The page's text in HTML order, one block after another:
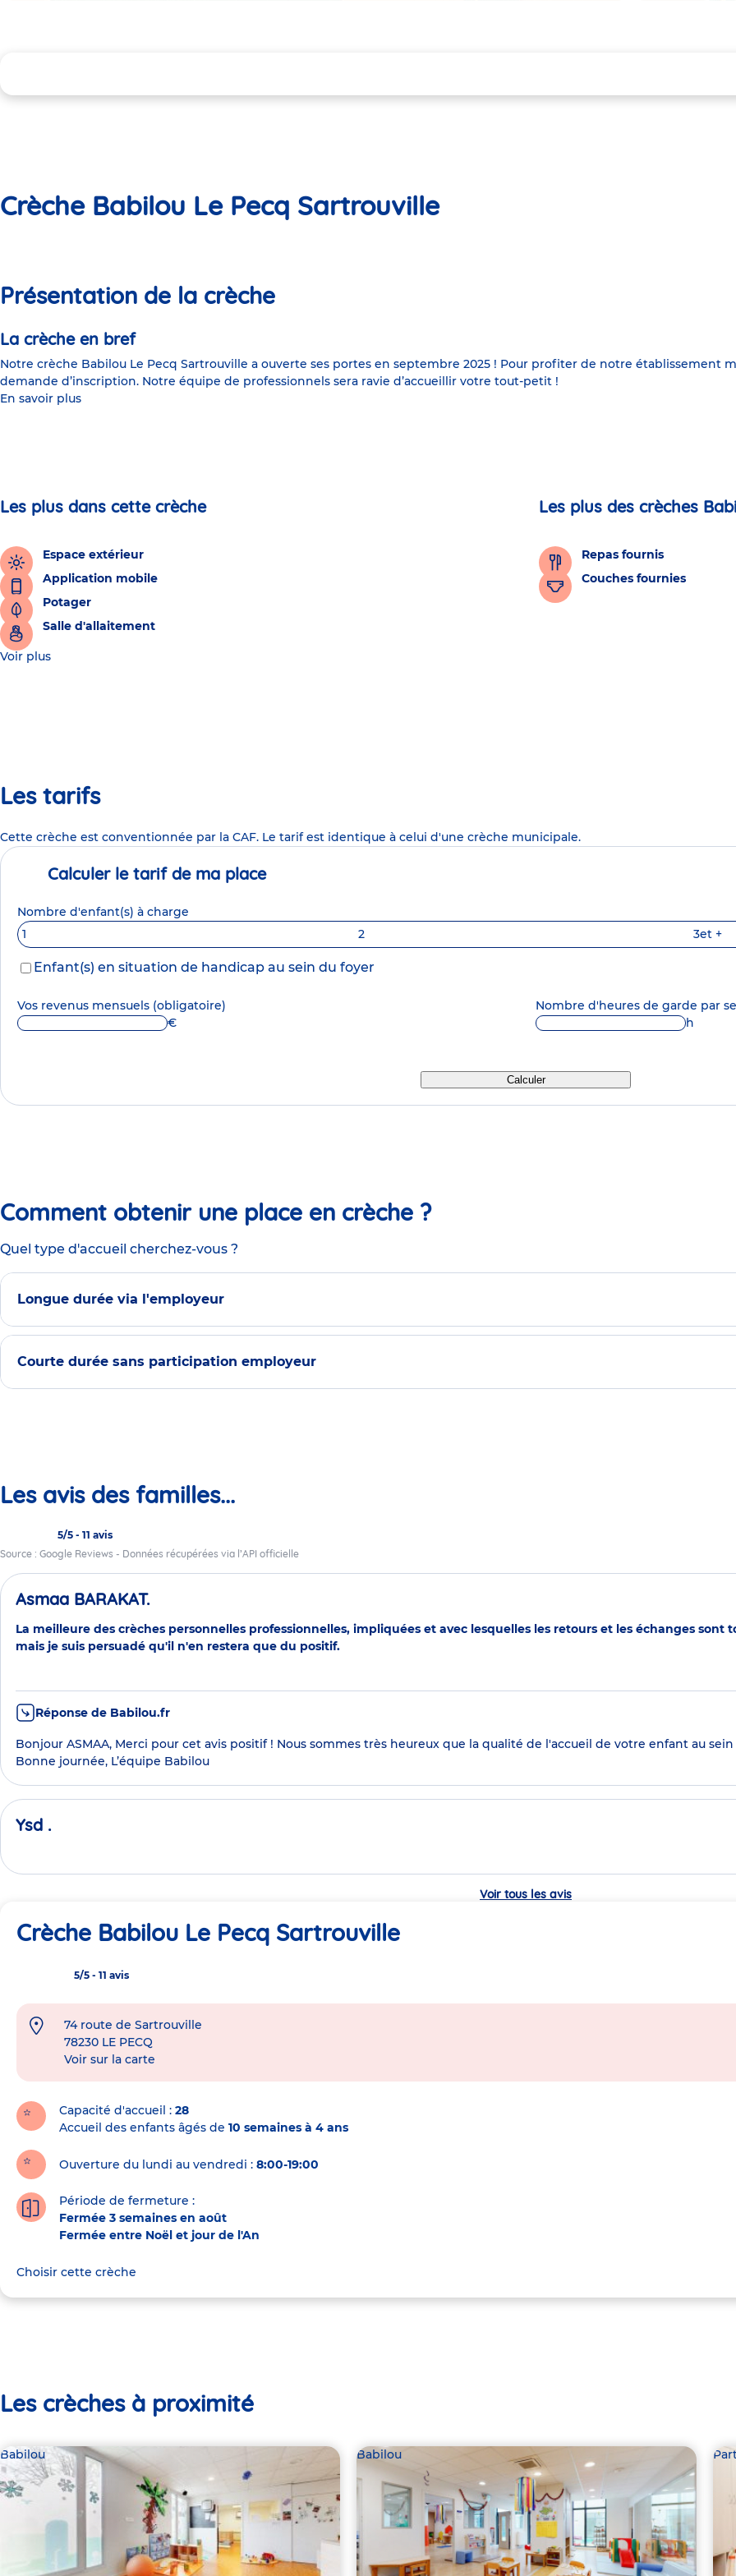
Crèche Babilou Le Pecq Sartrouville
Présentation de la crèche
La crèche en bref
Notre crèche Babilou Le Pecq Sartrouville a ouverte ses portes en septembre 2025 ! Pour profiter de notre établissement
demande d’inscription. Notre équipe de professionnels sera ravie d’accueillir votre tout-petit !
En savoir plus
Les plus dans cette crèche
Espace extérieur
Application mobile
Potager
Salle d'allaitement
Les plus des crèches
Repas fournis
Couches fournies
Voir plus
Les tarifs
Cette crèche est conventionnée par la CAF. Le tarif est identique à celui d'une crèche municipale.
Calculer le tarif de ma place
Nombre d'enfant(s) à charge
1
2 3et +
Enfant(s) en situation de handicap au sein du foyer
Vos revenus mensuels (obligatoire)
€
Nombre d'heures de garde par
h
Calculer
Comment obtenir une place en crèche ?
Quel type d'accueil cherchez-vous ?
Longue durée via l'employeur
Courte durée sans participation employeur
Les avis des familles...
5/5 - 11 avis
Source : Google Reviews - Données récupérées via l’API officielle
Asmaa BARAKAT.
La meilleure des crèches personnelles professionnelles, impliquées et avec lesquelles les retours et les échanges
mais je suis persuadé qu'il n'en restera que du positif.
Réponse de Babilou.fr
Bonjour ASMAA, Merci pour cet avis positif ! Nous sommes très heureux que la qualité de l'accueil de votre enfant au
Bonne journée, L’équipe Babilou
Ysd .
Voir tous les avis
Crèche Babilou Le Pecq Sartrouville
5/5 - 11 avis
Adresse
74 route de Sartrouville
78230 LE PECQ
Voir sur la carte
Capacité d'accueil
28
Accueil des enfants âgés de 10 semaines à 4 ans
Ouverture du lundi au vendredi : 8:00-19:00
Période de fermeture :
Fermée 3 semaines en août
Fermée entre Noël et jour de l'An
Choisir cette crèche
Les crèches à proximité
Babilou Babilou